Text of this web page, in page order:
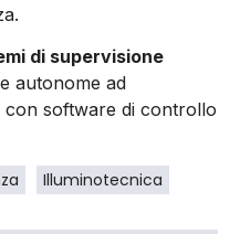
di supervisione
autonome ad
con software di controllo
Illuminotecnica